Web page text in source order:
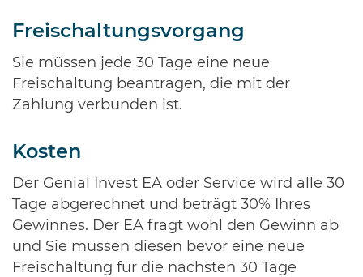
Freischaltungsvorgang
Sie müssen jede 30 Tage eine neue
Freischaltung beantragen, die mit der
Zahlung verbunden ist.
Kosten
Der Genial Invest EA oder Service wird alle 30
Tage abgerechnet und beträgt 30% Ihres
Gewinnes. Der EA fragt wohl den Gewinn ab
und Sie müssen diesen bevor eine neue
Freischaltung für die nächsten 30 Tage